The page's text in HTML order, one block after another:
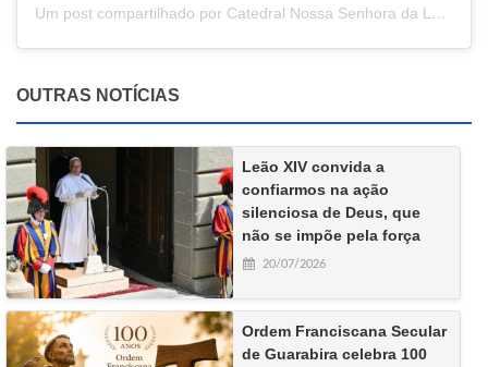
Um post compartilhado por Catedral Nossa Senhora da Luz (@catedraldaluz_)
OUTRAS NOTÍCIAS
Leão XIV convida a
confiarmos na ação
silenciosa de Deus, que
não se impõe pela força
20/07/2026
Ordem Franciscana Secular
de Guarabira celebra 100